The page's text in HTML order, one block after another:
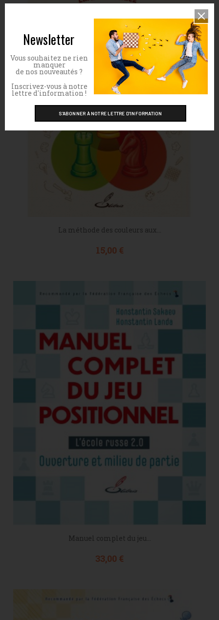
La méthode des couleurs aux...
Prix
15,00 €
Manuel complet du jeu...
Prix
33,00 €
Newsletter
Vous souhaitez ne rien
manquer
de nos nouveautés ?
Inscrivez-vous à notre
lettre d'information !